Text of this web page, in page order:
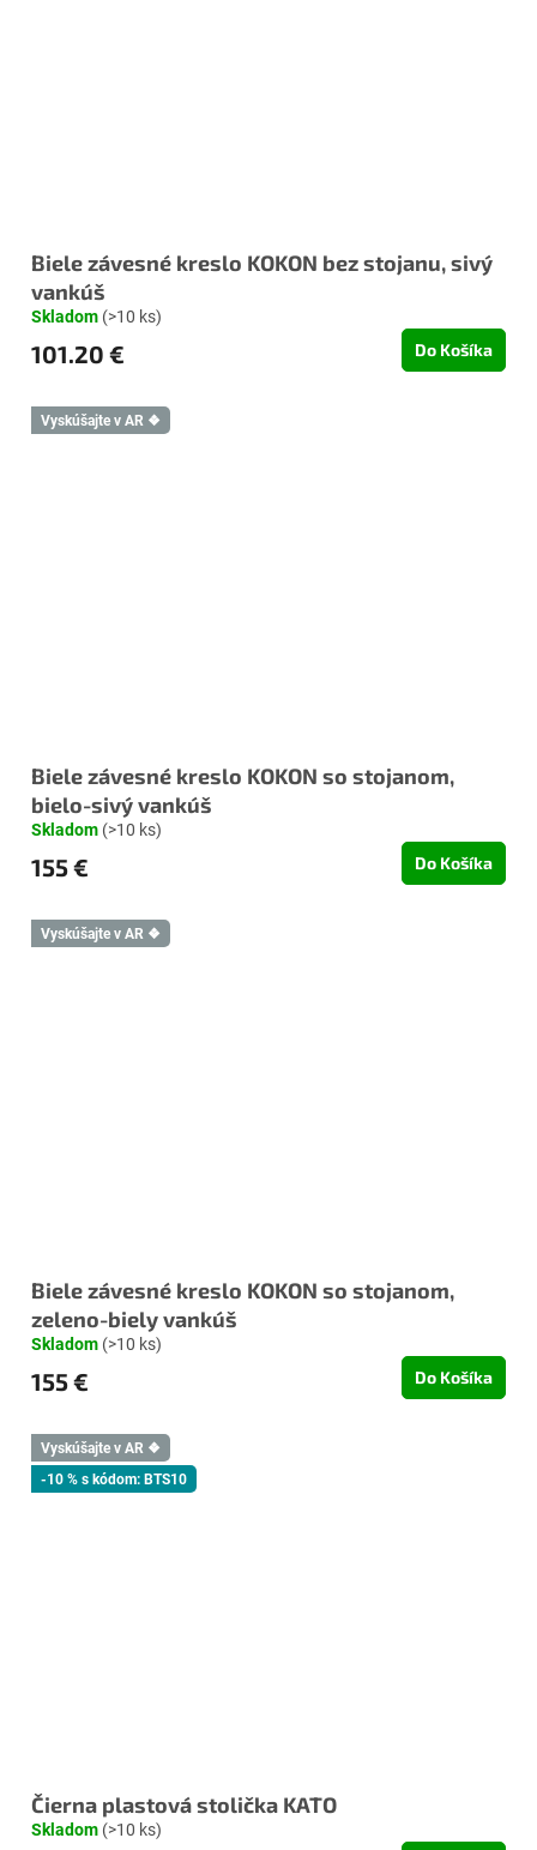
Biele závesné kreslo KOKON bez stojanu, sivý
vankúš
Skladom (>10 ks)
101.20 € Do Košíka
Vyskúšajte v AR ❖
Biele závesné kreslo KOKON so stojanom,
bielo-sivý vankúš
Skladom (>10 ks)
155 € Do Košíka
Vyskúšajte v AR ❖
Biele závesné kreslo KOKON so stojanom,
zeleno-biely vankúš
Skladom (>10 ks)
155 € Do Košíka
Vyskúšajte v AR ❖
-10 % s kódom: BTS10
Čierna plastová stolička KATO
Skladom (>10 ks)